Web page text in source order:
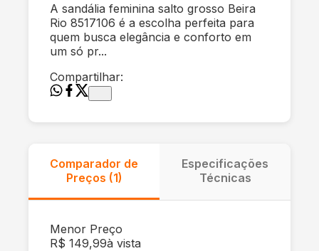
A sandália feminina salto grosso Beira
Rio 8517106 é a escolha perfeita para
quem busca elegância e conforto em
um só pr...
Compartilhar:
Comparador de
Preços (1)
Especificações
Técnicas
Menor Preço
R$ 149,99à vista